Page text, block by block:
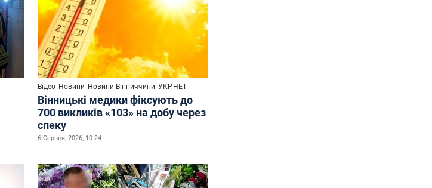
Відео Новини Новини Вінниччини УКР.НЕТ
Вінницькі медики фіксують до
700 викликів «103» на добу через
спеку
6 Серпня, 2026, 10:24